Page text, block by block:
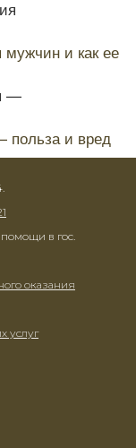
мужчин и как ее
польза и вред
в гос.
оказания
услуг